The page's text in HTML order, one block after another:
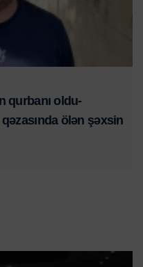
qurbanı oldu-
ölən şəxsin